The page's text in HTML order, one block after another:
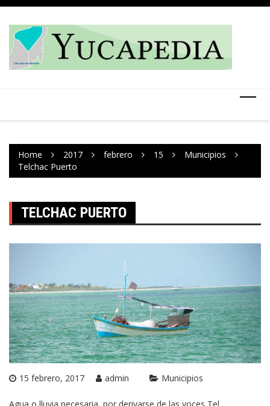
Skip
content
Home 2017 febrero 15
Municipios
Telchac Puerto
TELCHAC PUERTO
15 febrero, 2017 admin Municipios
Agua o lluvia necesaria, por derivarse de las voces Tel,